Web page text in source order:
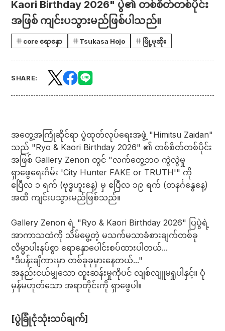
Kaori Birthday 2026" ပွဲ၏ တစ်စိတ်တစ်ပိုင်း
အဖြစ် ကျင်းပသွားမည်ဖြစ်ပါသည်။
core ရောနှော Tsukasa Hojo မြို့မုဆိုး
SHARE:
အတွေ့အကြုံဆိုင်ရာ ပွဲထုတ်လုပ်ရေးအဖွဲ့ "Himitsu Zaidan"
သည် "Ryo & Kaori Birthday 2026" ၏ တစ်စိတ်တစ်ပိုင်း
အဖြစ် Gallery Zenon တွင် "လက်တွေ့ဘဝ ကွဲလွဲမှု
ရှာဖွေရေးဂိမ်း 'City Hunter FAKE or TRUTH'" ကို
ဧပြီလ ၁ ရက် (ဗုဒ္ဓဟူးနေ့) မှ ဧပြီလ ၁၉ ရက် (တနင်္ဂနွေနေ့)
အထိ ကျင်းပသွားမည်ဖြစ်သည်။
Gallery Zenon ရဲ့ "Ryo & Kaori Birthday 2026" ပြပွဲရဲ့
အာကာသထဲကို သိမ်မွေ့တဲ့ မသက်မသာခံစားချက်တစ်ခု
လိမ္မာပါးနပ်စွာ ရောနှောပေါင်းစပ်ထားပါတယ်...
"ဒီပန်းချီကားမှာ တစ်ခုခုမှားနေတယ်..."
အနည်းငယ်မျှသော ထူးဆန်းမှုကိုပင် လျစ်လျူမရှုပါနှင့်။ ပုံ
မှန်မဟုတ်သော အရာတိုင်းကို ရှာဖွေပါ။
[ပွဲခြုံငုံသုံးသပ်ချက်]